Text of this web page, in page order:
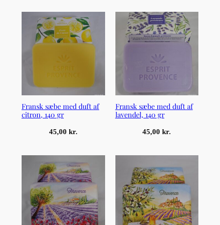
Fransk sæbe med duft af
citron, 140 gr
45,00 kr.
Fransk sæbe med duft af
lavendel, 140 gr
45,00kr.